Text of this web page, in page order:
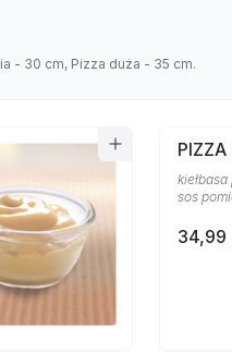
- 30 cm, Pizza duża - 35 cm.
PIZZA
sos
34,99